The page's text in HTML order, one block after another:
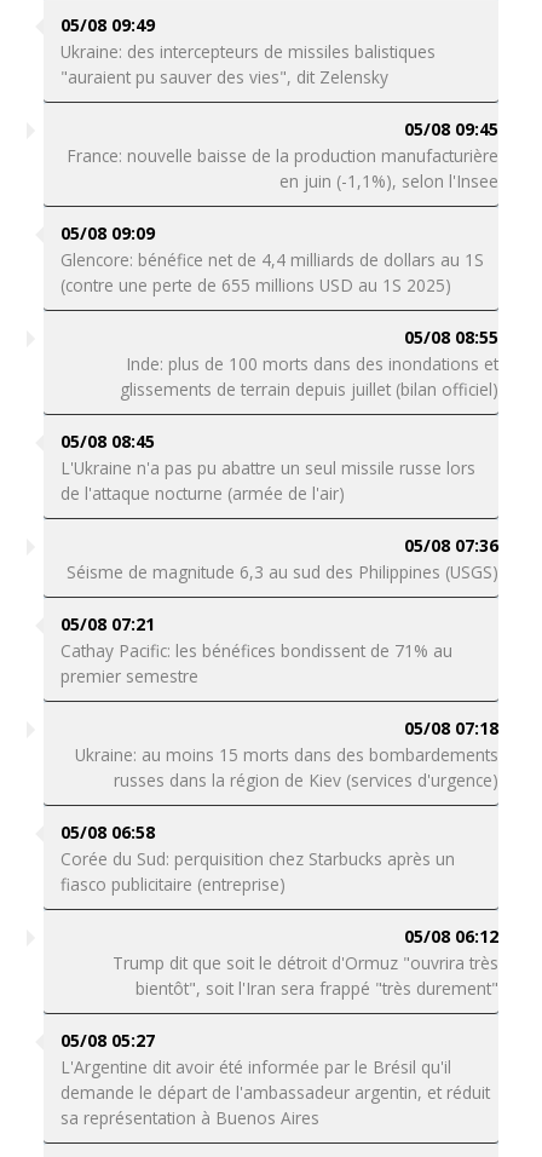
05/08 09:49
Ukraine: des intercepteurs de missiles balistiques
"auraient pu sauver des vies", dit Zelensky
05/08 09:45
France: nouvelle baisse de la production manufacturière
en juin (-1,1%), selon l'Insee
05/08 09:09
Glencore: bénéfice net de 4,4 milliards de dollars au 1S
(contre une perte de 655 millions USD au 1S 2025)
05/08 08:55
Inde: plus de 100 morts dans des inondations et
glissements de terrain depuis juillet (bilan officiel)
05/08 08:45
L'Ukraine n'a pas pu abattre un seul missile russe lors
de l'attaque nocturne (armée de l'air)
05/08 07:36
Séisme de magnitude 6,3 au sud des Philippines (USGS)
05/08 07:21
Cathay Pacific: les bénéfices bondissent de 71% au
premier semestre
05/08 07:18
Ukraine: au moins 15 morts dans des bombardements
russes dans la région de Kiev (services d'urgence)
05/08 06:58
Corée du Sud: perquisition chez Starbucks après un
fiasco publicitaire (entreprise)
05/08 06:12
Trump dit que soit le détroit d'Ormuz "ouvrira très
bientôt", soit l'Iran sera frappé "très durement"
05/08 05:27
L'Argentine dit avoir été informée par le Brésil qu'il
demande le départ de l'ambassadeur argentin, et réduit
sa représentation à Buenos Aires